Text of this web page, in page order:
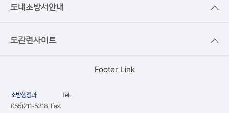
도내소방서안내
도관련사이트
Footer Link
소방행정과
Tel.
055)211-5318 Fax.